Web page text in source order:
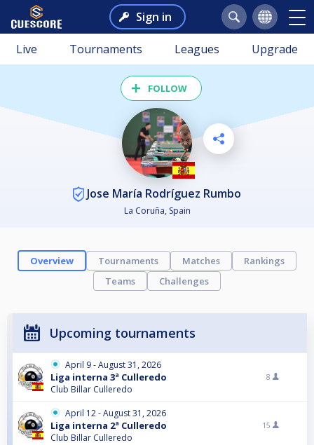
Sign in
Live Tournaments Leagues Upgrade
FOLLOW
Jose María Rodríguez Rumbo
La Coruña, Spain
Overview Tournaments Matches
Rankings
Teams
Challenges
Upcoming tournaments
April 9 - August 31, 2026
Liga interna 3ª Culleredo
Club Billar Culleredo
8
April 12 - August 31, 2026
Liga interna 2ª Culleredo
Club Billar Culleredo
15